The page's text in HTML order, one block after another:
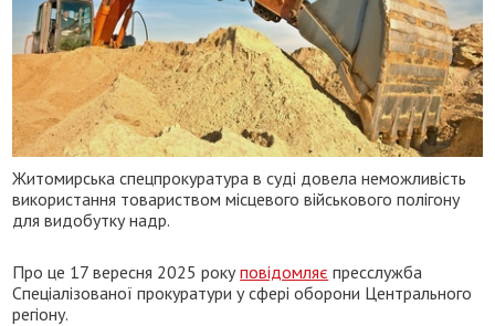
Житомирська спецпрокуратура в суді довела неможливість
використання товариством місцевого військового полігону
для видобутку надр.
Про це 17 вересня 2025 рокуповідомляє пресслужба
Спеціалізованої прокуратури у сфері оборони Центрального
регіону.